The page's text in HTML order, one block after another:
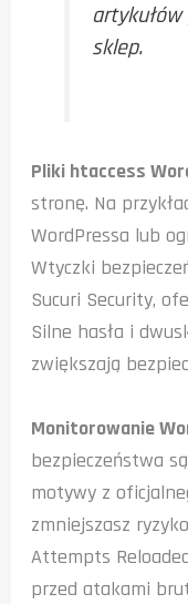
sklep.
Pliki htaccess
stronę. Na
WordPressa lub
Wtyczki
Sucuri Security,
Silne hasła i
zwiększają
Monitorowanie
bezpieczeństwa
motywy z
zmniejszasz
Attempts
przed atakami